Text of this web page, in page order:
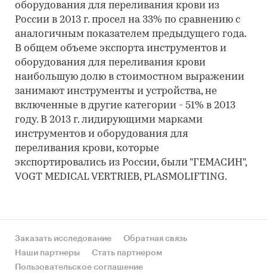
оборудования для переливания крови из
России в 2013 г. просел на 33% по сравнению с
аналогичным показателем предыдущего года.
В общем объеме экспорта инструментов и
оборудования для переливания крови
наибольшую долю в стоимостном выражении
занимают инструменты и устройства, не
включенные в другие категории - 51% в 2013
году. В 2013 г. лидирующими марками
инструментов и оборудования для
переливания крови, которые
экспортировались из России, были "ГЕМАСИН",
VOGT MEDICAL VERTRIEB, PLASMOLIFTING.
Заказать исследование
Обратная связь
Наши партнеры
Стать партнером
Пользовательское соглашение